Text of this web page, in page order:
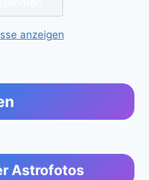
anzeigen
Astrofotos